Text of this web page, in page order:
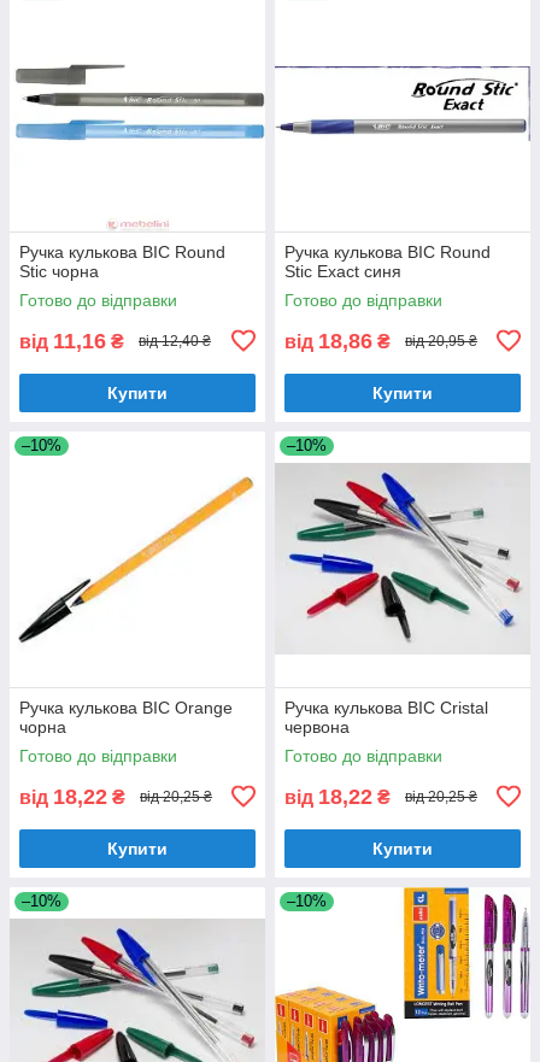
Ручка кулькова BIC Round
Stic чорна
Готово до відправки
від 11,16 ₴ від 12,40 ₴
Купити
Ручка кулькова BIC Round
Stic Exact синя
Готово до відправки
від 18,86 ₴ від 20,95 ₴
Купити
–10%
Ручка кулькова BIC Orange
чорна
Готово до відправки
від 18,22 ₴ від 20,25 ₴
Купити
–10%
Ручка кулькова BIC Cristal
червона
Готово до відправки
від 18,22 ₴ від 20,25 ₴
Купити
–10% –10%